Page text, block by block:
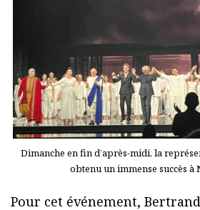
Dimanche en fin d’après-midi, la
obtenu un immense succès à
Pour cet événement,